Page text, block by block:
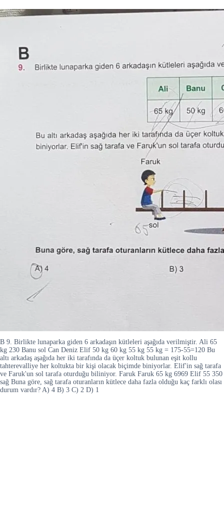
B 9. Birlikte lunaparka giden 6 arkadaşın kütleleri aşağıda verilmiştir. Ali 65
kg 230 Banu sol Can Deniz Elif 50 kg 60 kg 55 kg 55 kg = 175-55=120 Bu
altı arkadaş aşağıda her iki tarafında da üçer koltuk bulunan eşit kollu
tahterevalliye her koltukta bir kişi olacak biçimde biniyorlar. Elif'in sağ tarafa
ve Faruk'un sol tarafa oturduğu biliniyor. Faruk Faruk 65 kg 6969 Elif 55 350
sağ Buna göre, sağ tarafa oturanların kütlece daha fazla olduğu kaç farklı olası
durum vardır? A) 4 B) 3 C) 2 D) 1